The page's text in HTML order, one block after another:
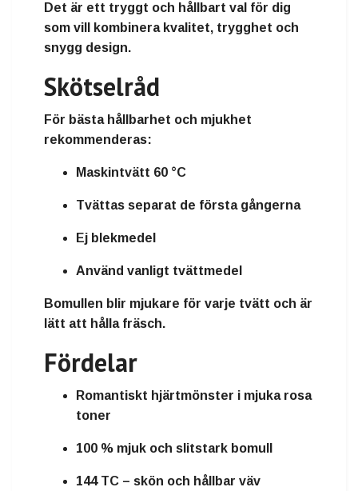
Det är ett tryggt och hållbart val för dig
som vill kombinera kvalitet, trygghet och
snygg design.
Skötselråd
För bästa hållbarhet och mjukhet
rekommenderas:
Maskintvätt 60 °C
Tvättas separat de första gångerna
Ej blekmedel
Använd vanligt tvättmedel
Bomullen blir mjukare för varje tvätt och är
lätt att hålla fräsch.
Fördelar
Romantiskt hjärtmönster i mjuka rosa
toner
100 % mjuk och slitstark bomull
144 TC – skön och hållbar väv